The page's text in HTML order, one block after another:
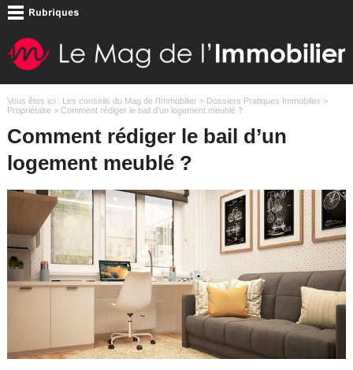
Vous êtes ici : Les conseils du Mag de l'Immobilier> Dossiers Pratiques Immobilier>
Propriétaire> Comment rédiger le bail d’un logement meublé ?
Comment rédiger le bail d’un
logement meublé ?